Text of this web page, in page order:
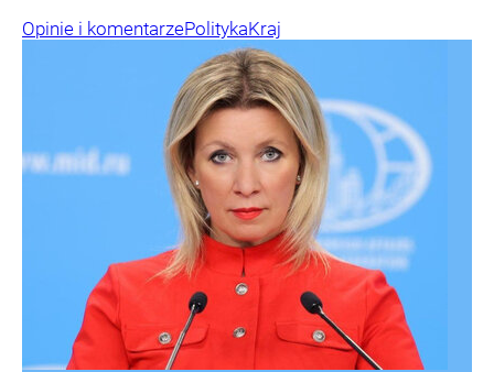
Opinie i komentarzePolitykaKraj